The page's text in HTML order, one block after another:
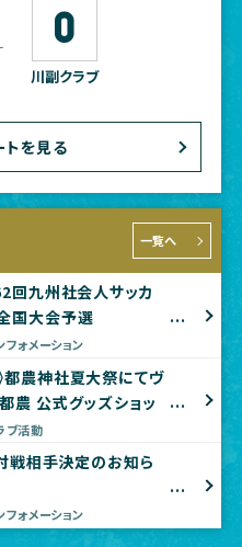
0
川副クラブ
を見る
一覧へ
回九州社会人サッカ
国大会予選
フォメーション
都農神社夏大祭にてヴ
農 公式グッズショッ
せ
ブ活動
戦相手決定のお知ら
フォメーション